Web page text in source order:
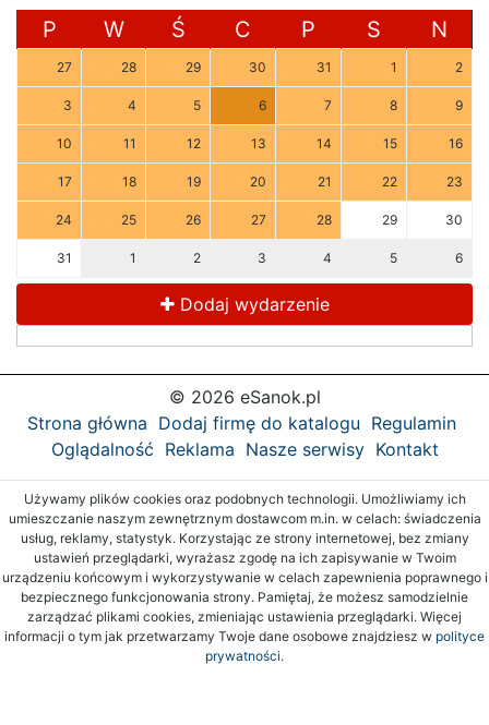
P W Ś C P S N
27 28 29 30 31 1 2
3 4 5 6 7 8 9
10 11 12 13 14 15 16
17 18 19 20 21 22 23
24 25 26 27 28 29 30
31 1 2 3 4 5 6
Dodaj wydarzenie
© 2026 eSanok.pl
Strona główna Dodaj firmę do katalogu Regulamin
Oglądalność Reklama Nasze serwisy Kontakt
Używamy plików cookies oraz podobnych technologii. Umożliwiamy ich
umieszczanie naszym zewnętrznym dostawcom m.in. w celach: świadczenia
usług, reklamy, statystyk. Korzystając ze strony internetowej, bez zmiany
ustawień przeglądarki, wyrażasz zgodę na ich zapisywanie w Twoim
urządzeniu końcowym i wykorzystywanie w celach zapewnienia poprawnego i
bezpiecznego funkcjonowania strony. Pamiętaj, że możesz samodzielnie
zarządzać plikami cookies, zmieniając ustawienia przeglądarki. Więcej
informacji o tym jak przetwarzamy Twoje dane osobowe znajdziesz w polityce
prywatności.